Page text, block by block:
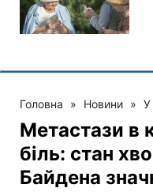
Головна » Новини » У
Метастази в
біль: стан
Байдена